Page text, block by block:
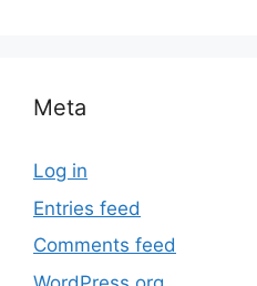
Meta
Log in
Entries feed
Comments feed